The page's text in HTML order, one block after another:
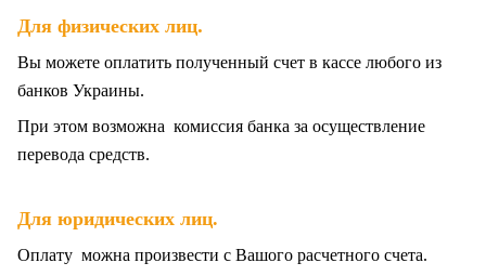
Для физических лиц.
Вы можете оплатить полученный счет в кассе любого из
банков Украины.
При этом возможна комиссия банка за осуществление
перевода средств.
Для юридических лиц.
Оплату можна произвести с Вашого расчетного счета.